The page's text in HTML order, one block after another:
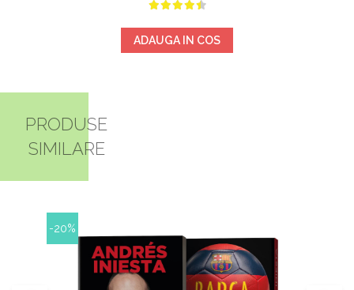
ADAUGA IN COS
PRODUSE
SIMILARE
-20%